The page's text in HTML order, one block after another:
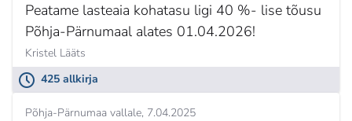
Peatame lasteaia kohatasu ligi 40 %- lise tõusu
Põhja-Pärnumaal alates 01.04.2026!
Kristel Lääts
425 allkirja
Põhja-Pärnumaa vallale 7.04.2025